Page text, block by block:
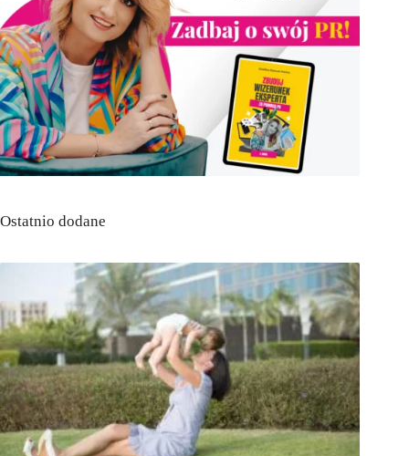
Ostatnio dodane